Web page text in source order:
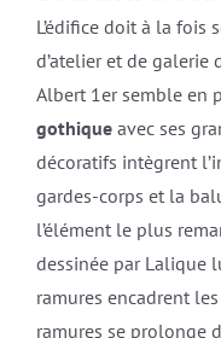
L’édifice doit à la fois
d’atelier et de galerie
Albert 1er semble en
gothiqueavec ses
décoratifs intègrent
gardes-corps et la
l’élément le plus
dessinée par Lalique
ramures encadrent les
ramures se prolonge